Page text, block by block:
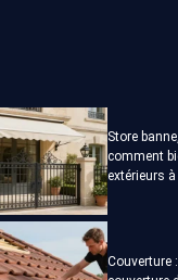
Store
comment
extérieurs à
Couverture